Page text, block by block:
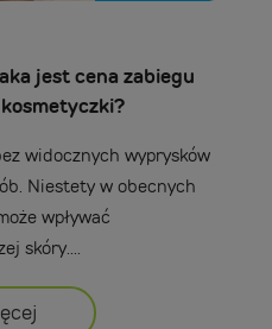
jest cena zabiegu
widocznych wyprysków
Niestety w obecnych
wpływać
skóry....